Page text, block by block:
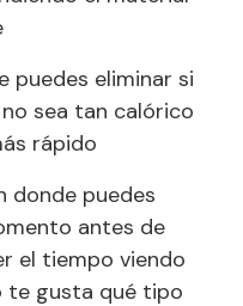
puedes eliminar si
sea tan calórico
rápido
donde puedes
antes de
el tiempo viendo
te gusta qué tipo